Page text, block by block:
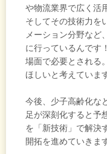
や物流業界で広く活
そしてその技術力を
メーション分野など
に行っているんです
場面で必要とされる
ほしいと考えていま
今後、少子高齢化な
足が深刻化すると予
を「新技術」で解決
開拓を進めていきま